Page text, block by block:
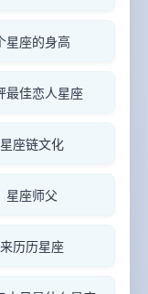
星座的身高
最佳恋人星座
星座链文化
星座师父
来历历星座